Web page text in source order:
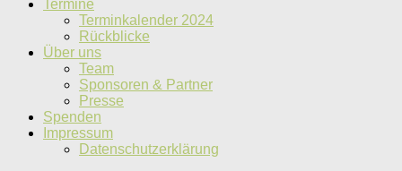
Termine
Terminkalender 2024
Rückblicke
Über uns
Team
Sponsoren & Partner
Presse
Spenden
Impressum
Datenschutzerklärung